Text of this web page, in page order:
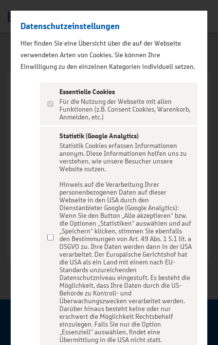
VERANSTALTUNG NICHT
GEFUNDEN
Zur Startseite
Über BBBank-Entertain
Datenschutzeinstellungen
Hier finden Sie eine Übersicht über die auf der Webseite
verwendeten Arten von Cookies. Sie können Ihre
Einwilligung zu den einzelnen Kategorien individuell setzen.
Essentielle Cookies
Für die Nutzung der Webseite mit allen
Funktionen (z.B. Consent Cookies, Warenkorb,
Anmelden, etc.)
Statistik (Google Analytics)
Statistik Cookies erfassen Informationen
anonym. Diese Informationen helfen uns zu
verstehen, wie unsere Besucher unsere
Website nutzen.
Hinweis auf die Verarbeitung Ihrer
personenbezogenen Daten auf dieser
Webseite in den USA durch den
Dienstanbieter Google (Google Analytics):
Wenn Sie den Button „Alle akzeptieren“ bzw.
die Optionen „Statistiken“ auswählen und auf
„Speichern“ klicken, stimmen Sie ebenfalls
den Bestimmungen von Art. 49 Abs. 1 S.1 lit. a
DSGVO zu. Ihre Daten werden dann in der USA
verarbeitet. Der Europäische Gerichtshof hat
die USA als ein Land mit einem nach EU-
Standards unzureichenden
Datenschutzniveau eingestuft. Es besteht die
Möglichkeit, dass Ihre Daten durch die US-
Behörde zu Kontroll- und
Überwachungszwecken verarbeitet werden.
Darüber hinaus besteht keine oder nur
erschwert die Möglichkeit Rechtsbehelf
einzulegen. Falls Sie nur die Option
„Essenziell“ auswählen, findet eine
Übermittlung in die USA nicht statt.